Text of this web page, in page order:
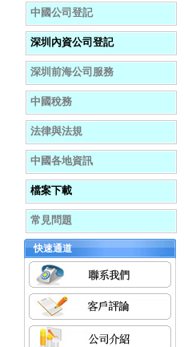
中國公司登記
深圳內資公司登記
深圳前海公司服務
中國稅務
法律與法規
中國各地資訊
檔案下載
常見問題
快速通道